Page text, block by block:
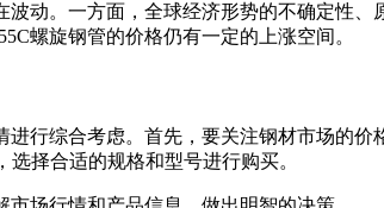
动。一方面，全球经济形势的不确定性
螺旋钢管的价格仍有一定的上涨空间。
行综合考虑。首先，要关注钢材市场的
择合适的规格和型号进行购买。